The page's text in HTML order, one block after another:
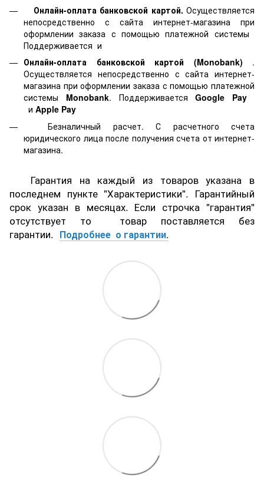
Онлайн-оплата банковской картой. Осуществляется
непосредственно с сайта интернет-магазина при
оформлении заказа с помощью платежной системы
Поддерживается и
Онлайн-оплата банковской картой
(Monobank) .
Осуществляется непосредственно с сайта интернет-
магазина при оформлении заказа с помощью платежной
системы Monobank. ПоддерживаетсяGoogle Pay
и Apple Pay
Безналичный расчет. С расчетного счета
юридического лица после получения счета от интернет-
магазина.
Гарантия на каждый из товаров указана в
последнем пункте "Характеристики". Гарантийный
срок указан в месяцах. Если строчка "гарантия"
отсутствует то товар поставляется без
гарантии. Подробнее о гарантии.